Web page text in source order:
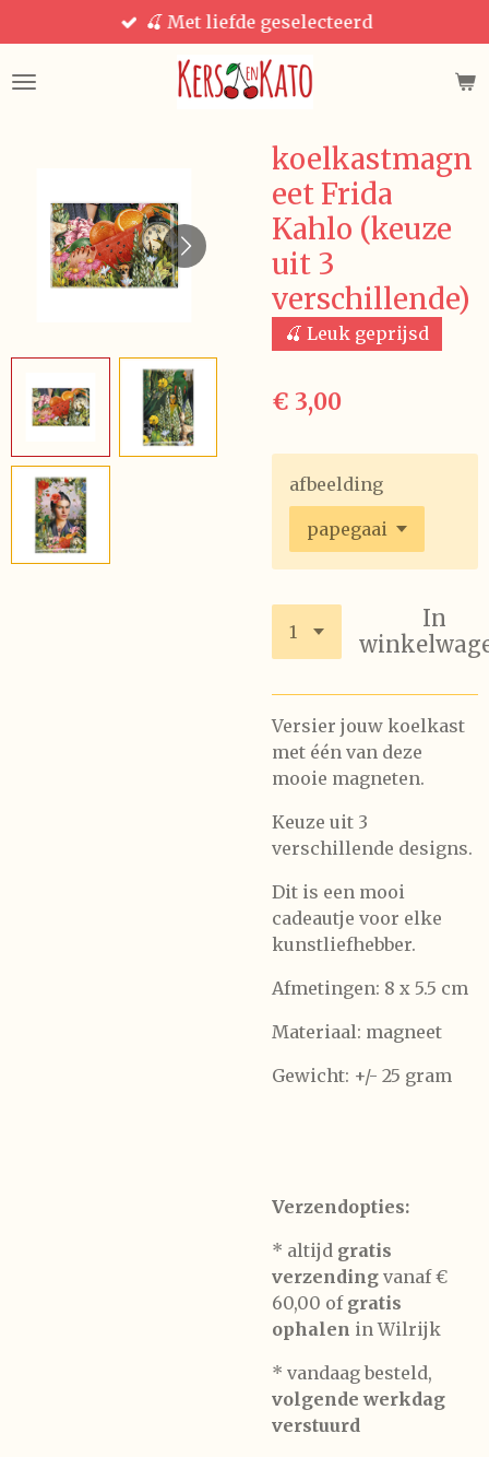
direct
naar
🍒 Met liefde geselecteerd
koelkastmagn
eet Frida
Kahlo (keuze
uit 3
verschillende)
🍒 Leuk geprijsd
€ 3,00
afbeelding
In
Versier jouw koelkast
met één van deze
mooie magneten.
Keuze uit 3
verschillende designs.
Dit is een mooi
cadeautje voor elke
kunstliefhebber.
Afmetingen: 8 x 5.5 cm
Materiaal: magneet
Gewicht: +/- 25 gram
Verzendopties:
* altijd gratis
verzending vanaf €
60,00 of gratis
ophalen in Wilrijk
* vandaag besteld,
volgende werkdag
verstuurd